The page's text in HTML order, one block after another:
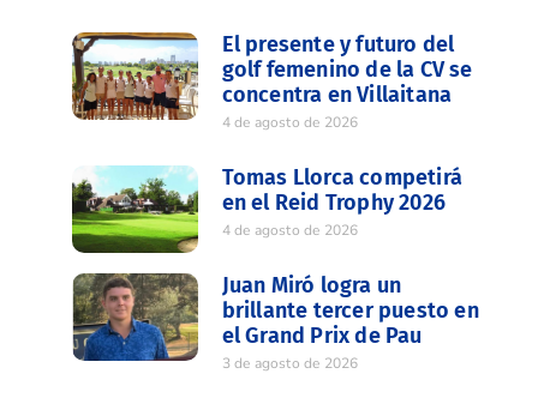
El presente y futuro del
golf femenino de la CV se
concentra en Villaitana
4 de agosto de 2026
Tomas Llorca competirá
en el Reid Trophy 2026
4 de agosto de 2026
Juan Miró logra un
brillante tercer puesto en
el Grand Prix de Pau
3 de agosto de 2026